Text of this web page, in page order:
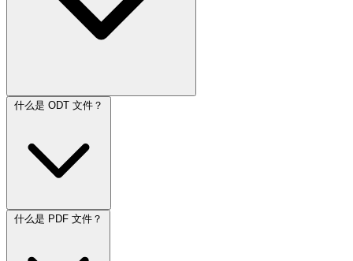
什么是 ODT 文件？
什么是 PDF 文件？